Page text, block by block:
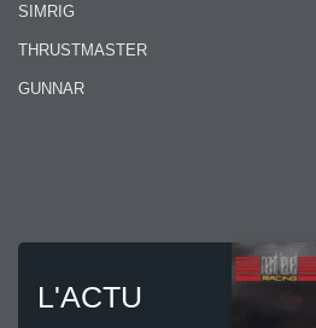
SIMRIG
THRUSTMASTER
GUNNAR
L'ACTU